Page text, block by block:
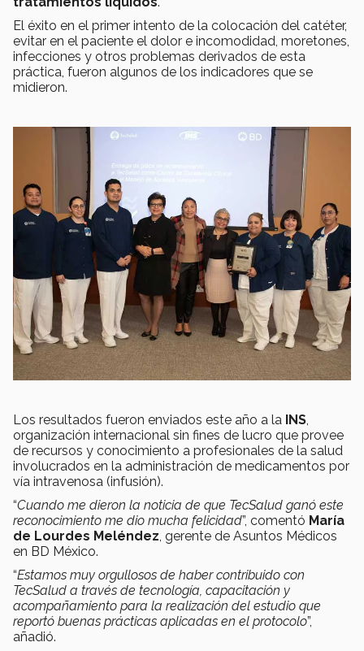
El éxito en el primer intento de la colocación del catéter,
evitar en el paciente el dolor e incomodidad, moretones,
infecciones y otros problemas derivados de esta
práctica, fueron algunos de los indicadores que se
midieron.
Los resultados fueron enviados este año a la INS
organización internacional sin fines de lucro que provee
de recursos y conocimiento a profesionales de la salud
involucrados en la administración de medicamentos por
vía intravenosa (infusión).
“Cuando me dieron la noticia de que TecSalud ganó este
reconocimiento me dio mucha felicidad”, comentó María
de Lourdes Meléndez , gerente de Asuntos Médicos
en BD México.
“Estamos muy orgullosos de haber contribuido con
TecSalud a través de tecnología, capacitación y
acompañamiento para la realización del estudio que
reportó buenas prácticas aplicadas en el protocolo”,
añadió.